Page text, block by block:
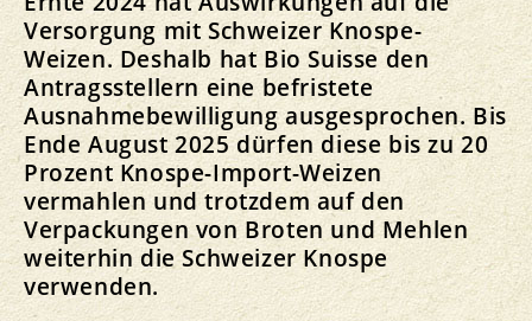
Versorgung mit Schweizer Knospe-
Weizen. Deshalb hat Bio Suisse den
Antragsstellern eine befristete
Ausnahmebewilligung ausgesprochen. Bis
Ende August 2025 dürfen diese bis zu 20
Prozent Knospe-Import-Weizen
vermahlen und trotzdem auf den
Verpackungen von Broten und Mehlen
weiterhin die Schweizer Knospe
verwenden.